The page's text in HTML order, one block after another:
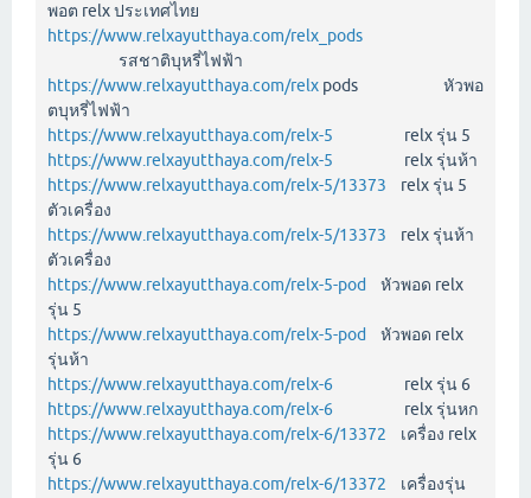
พอต relx ประเทศไทย
https://www.relxayutthaya.com/relx_pods
รสชาติบุหรี่ไฟฟ้า
https://www.relxayutthaya.com/relx pods หัวพอ
ตบุหรี่ไฟฟ้า
https://www.relxayutthaya.com/relx-5
relx รุ่น 5
https://www.relxayutthaya.com/relx-5
relx รุ่นห้า
https://www.relxayutthaya.com/relx-5/13373
relx รุ่น 5
ตัวเครื่อง
https://www.relxayutthaya.com/relx-5/13373
relx รุ่นห้า
ตัวเครื่อง
https://www.relxayutthaya.com/relx-5-pod
หัวพอด relx
รุ่น 5
https://www.relxayutthaya.com/relx-5-pod
หัวพอด relx
รุ่นห้า
https://www.relxayutthaya.com/relx-6
relx รุ่น 6
https://www.relxayutthaya.com/relx-6
relx รุ่นหก
https://www.relxayutthaya.com/relx-6/13372
เครื่อง relx
รุ่น 6
https://www.relxayutthaya.com/relx-6/13372
เครื่องรุ่น